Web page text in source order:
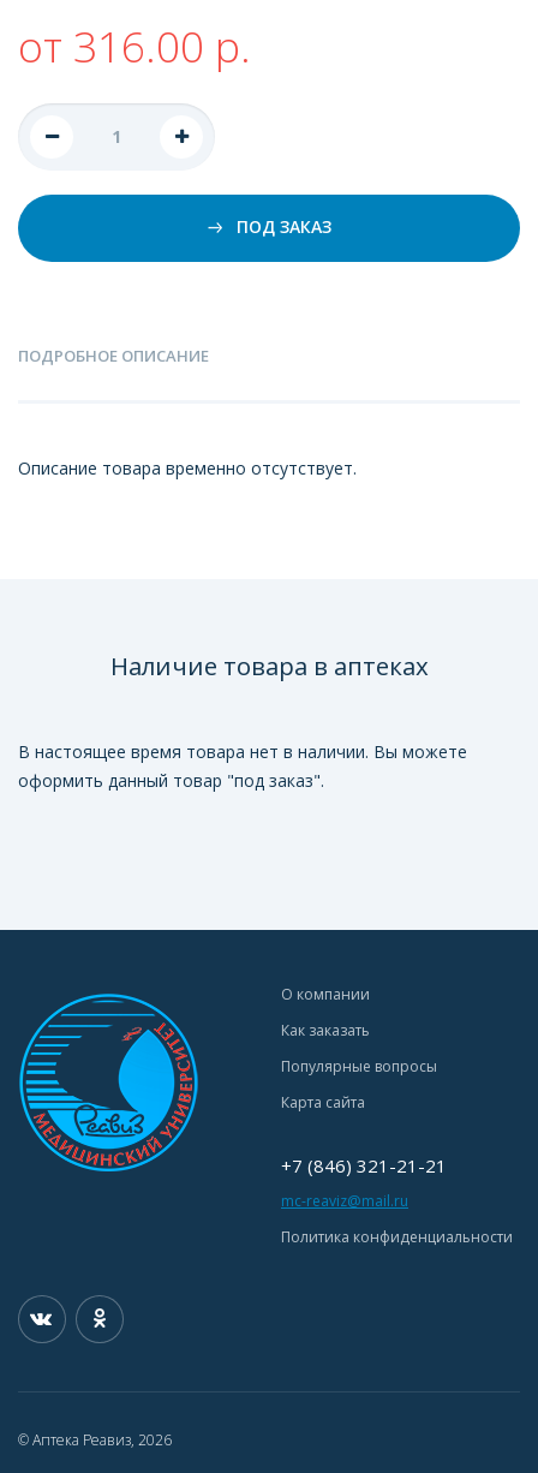
от 316.00 р.
ПОД ЗАКАЗ
ПОДРОБНОЕ ОПИСАНИЕ
Описание товара временно отсутствует.
Наличие товара в аптеках
В настоящее время товара нет в наличии. Вы можете
оформить данный товар "под заказ".
О компании
Как заказать
Популярные вопросы
Карта сайта
+7 (846) 321-21-21
mc-reaviz@mail.ru
Политика конфиденциальности
© Аптека Реавиз, 2026